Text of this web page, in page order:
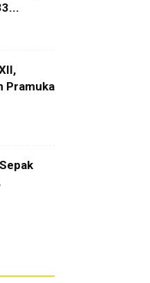
Pramuka